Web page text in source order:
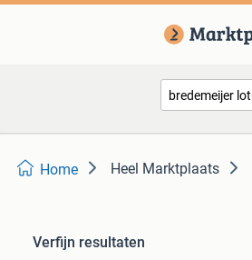
Home Heel Marktplaats
Verfijn resultaten